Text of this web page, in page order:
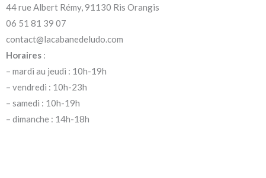
44 rue Albert Rémy, 91130 Ris Orangis
06 51 81 39 07
contact@lacabanedeludo.com
Horaires:
– mardi au jeudi : 10h-19h
– vendredi : 10h-23h
– samedi : 10h-19h
– dimanche : 14h-18h